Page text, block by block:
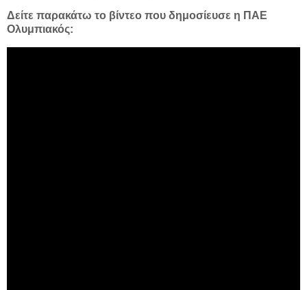
Δείτε παρακάτω το βίντεο που δημοσίευσε η ΠΑΕ
Ολυμπιακός: